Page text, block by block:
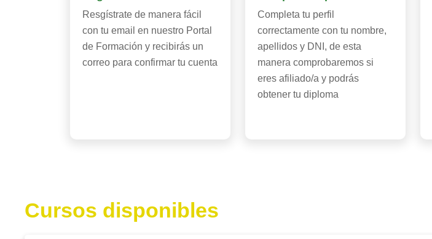
Resgístrate de manera fácil
con tu email en nuestro Portal
de Formación y recibirás un
correo para confirmar tu cuenta
Completa tu perfil
correctamente con tu nombre,
apellidos y DNI, de esta
manera comprobaremos si
eres afiliado/a y podrás
obtener tu diploma
Cursos disponibles